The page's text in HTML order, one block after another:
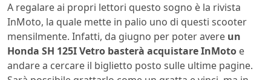
A regalare ai propri lettori questo sogno è la rivista
InMoto, la quale mette in palio uno di questi scooter
mensilmente. Infatti, da giugno per poter avere un
Honda SH 125I Vetro basterà acquistare InMoto e
andare a cercare il biglietto posto sulle ultime pagine.